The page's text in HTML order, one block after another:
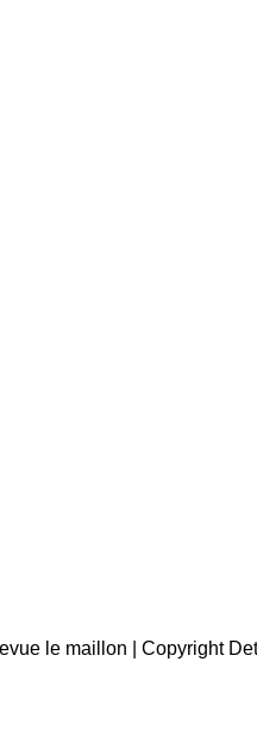
le maillon | Copyright